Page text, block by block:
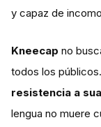
y capaz de
Kneecap no
todos los
resistencia a
lengua no muere